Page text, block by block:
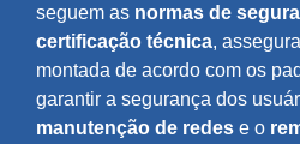
seguem as normas de
certificação técnica,
montada de acordo com os
garantir a segurança dos
manutenção de redes e o